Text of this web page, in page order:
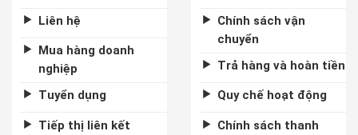
Liên hệ
Mua hàng doanh
nghiệp
Tuyển dụng
Tiếp thị liên kết
Chính sách vận
chuyển
Trả hàng và hoàn tiền
Quy chế hoạt động
Chính sách thanh